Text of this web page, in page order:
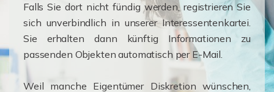
Falls Sie dort nicht fündig werden, registrieren Sie
sich unverbindlich in unserer Interessentenkartei.
Sie erhalten dann künftig Informationen zu
passenden Objekten automatisch per E-Mail.
Weil manche Eigentümer Diskretion wünschen,